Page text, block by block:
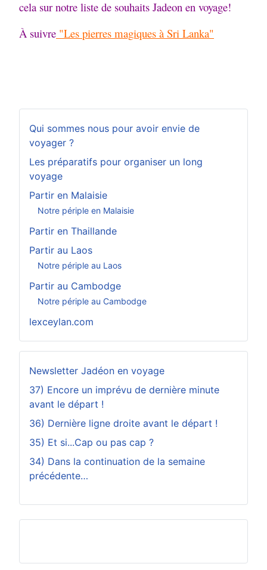
cela sur notre liste de souhaits Jadeon en voyage!
À suivre "Les pierres magiques à Sri Lanka"
Qui sommes nous pour avoir envie de
voyager ?
Les préparatifs pour organiser un long
voyage
Partir en Malaisie
Notre périple en Malaisie
Partir en Thaillande
Partir au Laos
Notre périple au Laos
Partir au Cambodge
Notre périple au Cambodge
lexceylan.com
Newsletter Jadéon en voyage
37) Encore un imprévu de dernière minute
avant le départ !
36) Dernière ligne droite avant le départ !
35) Et si...Cap ou pas cap ?
34) Dans la continuation de la semaine
précédente…